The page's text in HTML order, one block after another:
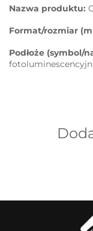
Nazwa produktu:
Format/rozmiar
Podłoże (symbol/